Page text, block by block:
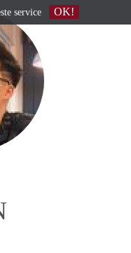
service OK!